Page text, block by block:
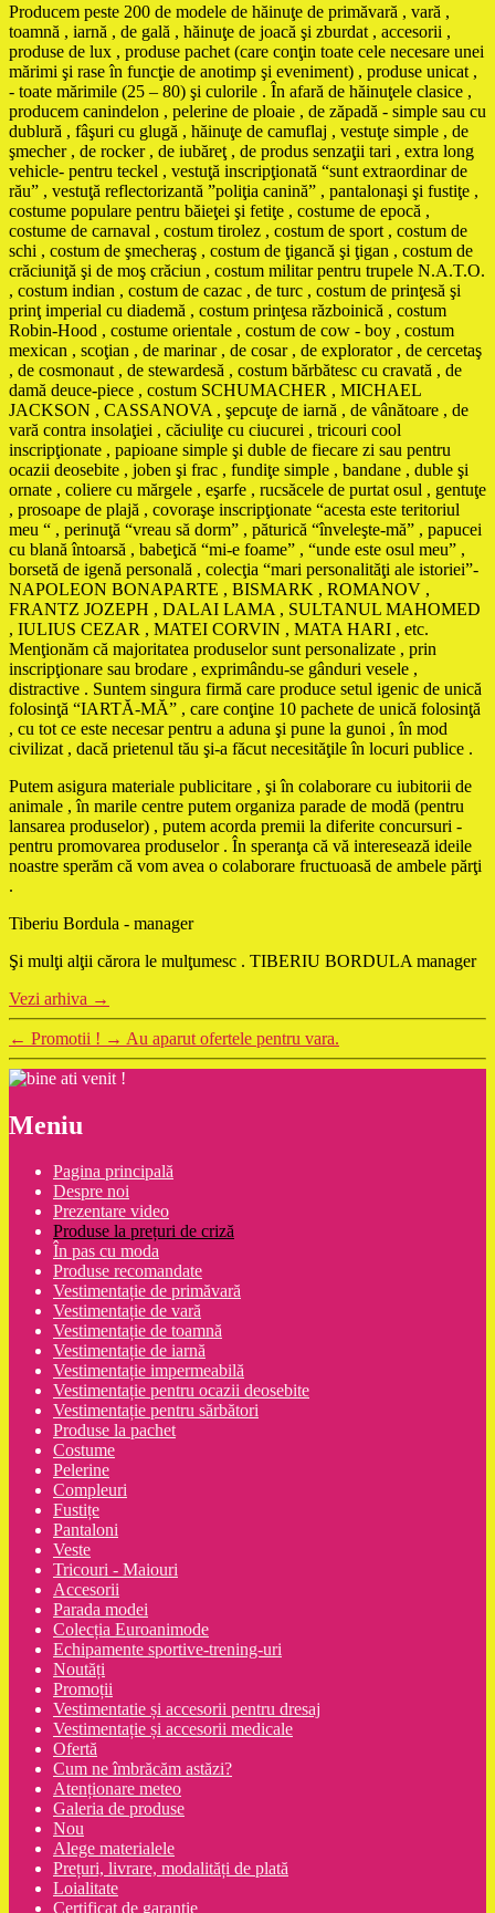
Producem peste 200 de modele de hăinuţe de primăvară , vară ,
toamnă , iarnă , de gală , hăinuţe de joacă şi zburdat , accesorii ,
produse de lux , produse pachet (care conţin toate cele necesare unei
mărimi şi rase în funcţie de anotimp şi eveniment) , produse unicat ,
- toate mărimile (25 – 80) şi culorile . În afară de hăinuţele clasice ,
producem canindelon , pelerine de ploaie , de zăpadă - simple sau cu
dublură , fâşuri cu glugă , hăinuţe de camuflaj , vestuţe simple , de
şmecher , de rocker , de iubăreţ , de produs senzaţii tari , extra long
vehicle- pentru teckel , vestuţă inscripţionată “sunt extraordinar de
rău” , vestuţă reflectorizantă ”poliţia canină” , pantalonaşi şi fustiţe ,
costume populare pentru băieţei şi fetiţe , costume de epocă ,
costume de carnaval , costum tirolez , costum de sport , costum de
schi , costum de şmecheraş , costum de ţigancă şi ţigan , costum de
crăciuniţă şi de moş crăciun , costum militar pentru trupele N.A.T.O.
, costum indian , costum de cazac , de turc , costum de prinţesă şi
prinţ imperial cu diademă , costum prinţesa războinică , costum
Robin-Hood , costume orientale , costum de cow - boy , costum
mexican , scoţian , de marinar , de cosar , de explorator , de cercetaş
, de cosmonaut , de stewardesă , costum bărbătesc cu cravată , de
damă deuce-piece , costum SCHUMACHER , MICHAEL
JACKSON , CASSANOVA , şepcuţe de iarnă , de vânătoare , de
vară contra insolaţiei , căciuliţe cu ciucurei , tricouri cool
inscripţionate , papioane simple şi duble de fiecare zi sau pentru
ocazii deosebite , joben şi frac , fundiţe simple , bandane , duble şi
ornate , coliere cu mărgele , eşarfe , rucsăcele de purtat osul , gentuţe
, prosoape de plajă , covoraşe inscripţionate “acesta este teritoriul
meu “ , perinuţă “vreau să dorm” , păturică “înveleşte-mă” , papucei
cu blană întoarsă , babeţică “mi-e foame” , “unde este osul meu” ,
borsetă de igenă personală , colecţia “mari personalităţi ale istoriei”-
NAPOLEON BONAPARTE , BISMARK , ROMANOV ,
FRANTZ JOZEPH , DALAI LAMA , SULTANUL MAHOMED
, IULIUS CEZAR , MATEI CORVIN , MATA HARI , etc.
Menţionăm că majoritatea produselor sunt personalizate , prin
inscripţionare sau brodare , exprimându-se gânduri vesele ,
distractive . Suntem singura firmă care produce setul igenic de unică
folosinţă “IARTĂ-MĂ” , care conţine 10 pachete de unică folosinţă
, cu tot ce este necesar pentru a aduna şi pune la gunoi , în mod
civilizat , dacă prietenul tău şi-a făcut necesităţile în locuri publice .
Putem asigura materiale publicitare , şi în colaborare cu iubitorii de
animale , în marile centre putem organiza parade de modă (pentru
lansarea produselor) , putem acorda premii la diferite concursuri -
pentru promovarea produselor . În speranţa că vă interesează ideile
noastre sperăm că vom avea o colaborare fructuoasă de ambele părţi
.
Tiberiu Bordula - manager
Şi mulţi alţii cărora le mulţumesc . TIBERIU BORDULA manager
Vezi arhiva →
← Promotii ! → Au aparut ofertele pentru vara.
Meniu
Pagina principală
Despre noi
Prezentare video
Produse la prețuri de criză
În pas cu moda
Produse recomandate
Vestimentație de primăvară
Vestimentație de vară
Vestimentație de toamnă
Vestimentație de iarnă
Vestimentație impermeabilă
Vestimentație pentru ocazii deosebite
Vestimentație pentru sărbători
Produse la pachet
Costume
Pelerine
Compleuri
Fustițe
Pantaloni
Veste
Tricouri - Maiouri
Accesorii
Parada modei
Colecția Euroanimode
Echipamente sportive-trening-uri
Noutăți
Promoții
Vestimentatie și accesorii pentru dresaj
Vestimentație și accesorii medicale
Ofertă
Cum ne îmbrăcăm astăzi?
Atenționare meteo
Galeria de produse
Nou
Alege materialele
Prețuri, livrare, modalități de plată
Loialitate
Certificat de garanție